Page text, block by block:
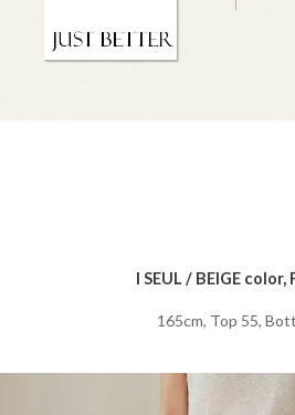
I SEUL / BEIGE color,
165cm, Top 55,